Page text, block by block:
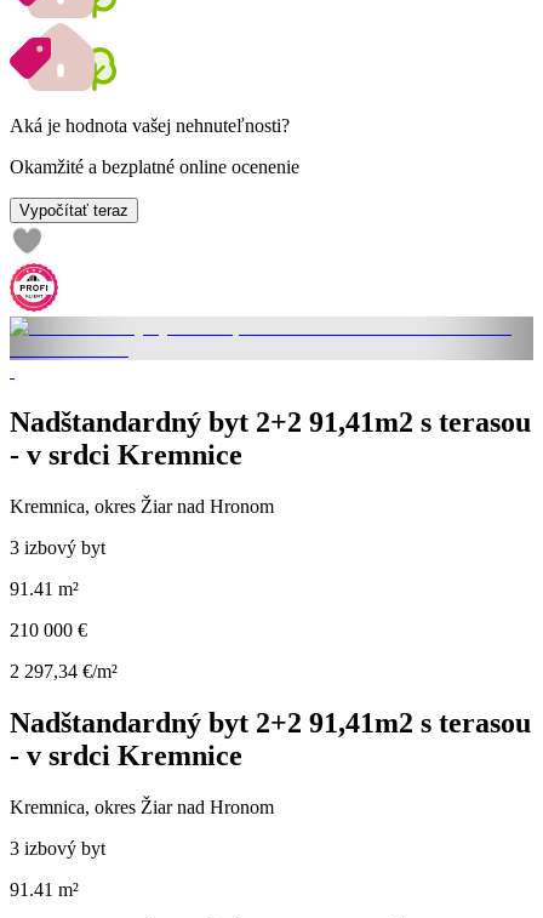
Aká je hodnota vašej nehnuteľnosti?
Okamžité a bezplatné online ocenenie
Vypočítať teraz
Nadštandardný byt 2+2 91,41m2 s terasou
- v srdci Kremnice
Kremnica, okres Žiar nad Hronom
3 izbový byt
91.41 m²
210 000 €
2 297,34 €/m²
Nadštandardný byt 2+2 91,41m2 s terasou
- v srdci Kremnice
Kremnica, okres Žiar nad Hronom
3 izbový byt
91.41 m²